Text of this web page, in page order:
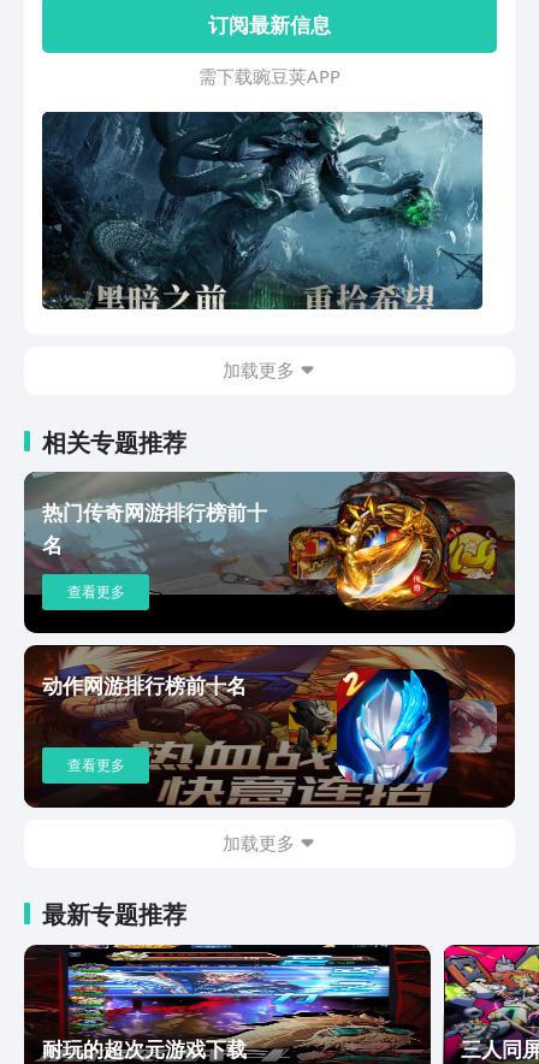
订阅最新信息
需 下 载 豌 豆 荚 A P P
加载更多
相关专题推荐
热门传奇网游排行榜前十
名
查看更多
动作网游排行榜前十名
查看更多
加载更多
最新专题推荐
耐玩的超次元游戏下载 三人同